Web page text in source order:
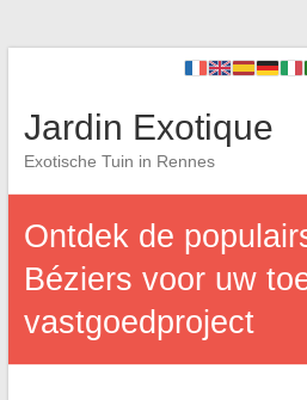
Jardin Exotique
Exotische Tuin in Rennes
Ontdek de
Béziers voor uw
vastgoedproject